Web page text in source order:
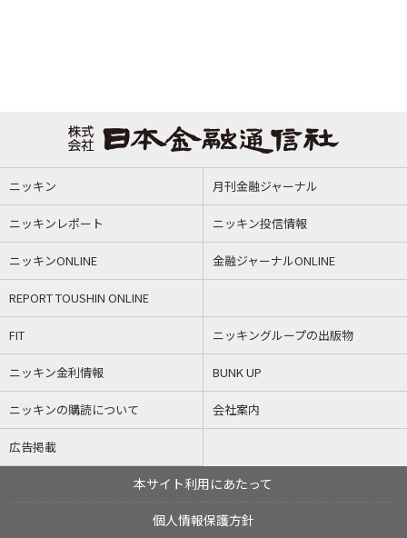
ニッキン 月刊金融ジャーナル
ニッキンレポート ニッキン投信情報
ニッキンONLINE 金融ジャーナルONLINE
REPORT TOUSHIN ONLINE
FIT ニッキングループの出版物
ニッキン金利情報 BUNK UP
ニッキンの購読について 会社案内
広告掲載
本サイト利用にあたって
個人情報保護方針